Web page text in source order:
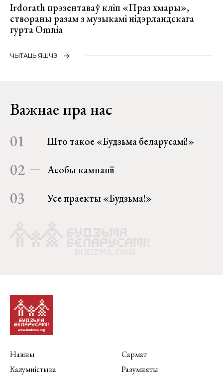
Irdorath прэзентаваў кліп «Праз хмары»,
створаны разам з музыкамі нідэрландскага
гурта Omnia
ЧЫТАЦЬ ЯШЧЭ
Важнае пра нас
01 Што такое «Будзьма беларусамі!»
02 Асобы кампаніі
03 Усе праекты «Будзьма!»
Навіны
Калумністыка
Сармат
Разумняты